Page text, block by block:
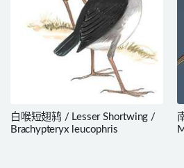
白喉短翅鸫 / Lesser Shortwing /
Brachypteryx leucophris